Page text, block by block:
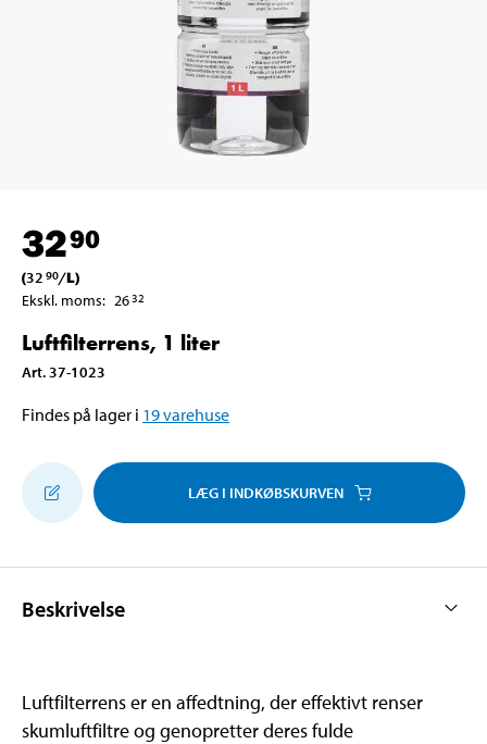
3290
(32 90/L)
Ekskl. moms: 2632
Luftfilterrens, 1 liter
Art. 37-1023
Findes på lager i 19varehuse
LÆG I INDKØBSKURVEN
Beskrivelse
Luftfilterrens er en affedtning, der effektivt renser
skumluftfiltre og genopretter deres fulde